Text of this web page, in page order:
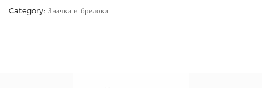
Category: Значки и брелоки